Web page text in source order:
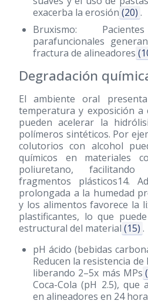
exacerba la erosión (20) .
Bruxismo:
parafuncionales
fractura de alineadores
Degradación
El ambiente oral
temperatura y exposición a
pueden acelerar la
polímeros sintéticos. Por
colutorios con alcohol
químicos en materiales
poliuretano,
fragmentos plásticos14.
prolongada a la humedad
y los alimentos favorece la
plastificantes, lo que
estructural del material (15) .
pH ácido (bebidas
Reducen la resistencia
liberando 2–5x más MPs
Coca-Cola (pH 2.5), que
en alineadores en 24